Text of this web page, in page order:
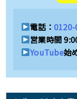
電話：
営業時間
YouTube始